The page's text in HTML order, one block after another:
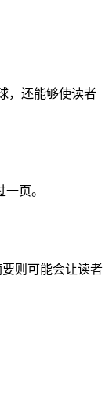
，还能够使读者
页。
则可能会让读者